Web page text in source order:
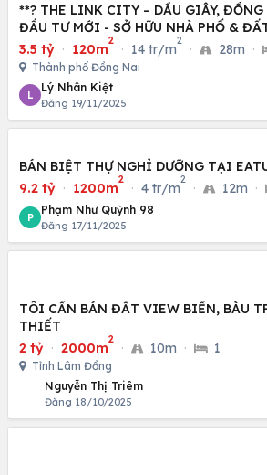
**? THE LINK CITY – DẦU GIÂY, ĐỒNG NAI TÂM
ĐẦU TƯ MỚI - SỞ HỮU NHÀ PHỐ &
CAO
3.5 tỷ · 120m
2
· 14 tr/m
2
· 28m ·
Thành phố Đồng Nai
L
Lý Nhân Kiệt
Đăng 19/11/2025
BÁN BIỆT THỰ NGHỈ DƯỠNG TẠI
9.2 tỷ · 1200m
2
· 4 tr/m
2
· 12m ·
P
Phạm Như Quỳnh 98
Đăng 17/11/2025
TÔI CẦN BÁN ĐẤT VIEW BIỂN, BÀU
THIẾT
2 tỷ · 2000m
2
· 10m · 1
Tỉnh Lâm Đồng
Nguyễn Thị Triêm
Đăng 18/10/2025